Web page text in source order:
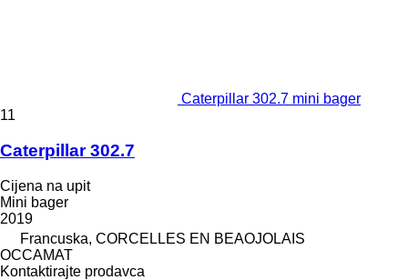
Caterpillar 302.7 mini bager
11
Caterpillar 302.7
Cijena na upit
Mini bager
2019
Francuska, CORCELLES EN BEAOJOLAIS
OCCAMAT
Kontaktirajte prodavca